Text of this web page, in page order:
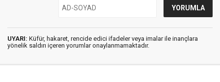
UYARI: Küfür, hakaret, rencide edici ifadeler veya imalar ile inançlara
yönelik saldırı içeren yorumlar onaylanmamaktadır.